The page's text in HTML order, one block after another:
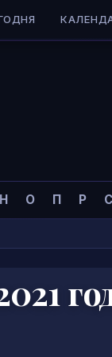
Н О П Р С